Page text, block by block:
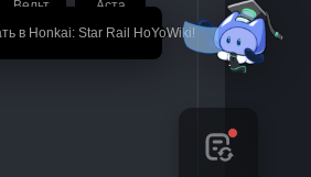
в Honkai: Star Rail HoYoWiki!
Вельт Аста